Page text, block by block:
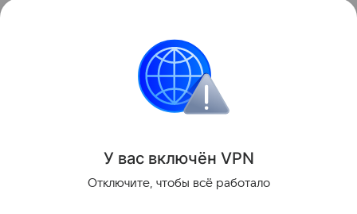
Поделиться
У вас включён VPN
Отключите, чтобы всё работало